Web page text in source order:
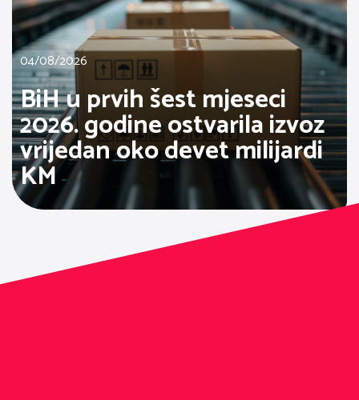
04/08/2026
BiH u prvih šest mjeseci
2026. godine ostvarila izvoz
vrijedan oko devet milijardi
KM